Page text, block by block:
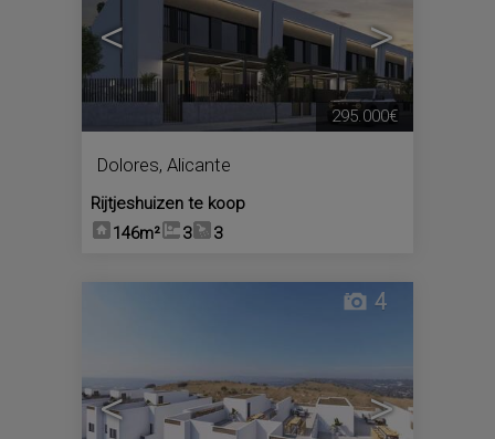
< >
Dolores, Alicante
Rijtjeshuizen te koop
146m²
3 3
295.000€
< >
4